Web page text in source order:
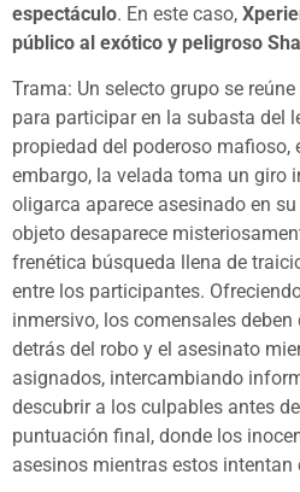
espectáculo. En este caso,
público al exótico y peligroso
Trama: Un selecto grupo se
para participar en la subasta del
propiedad del poderoso mafioso,
embargo, la velada toma un giro
oligarca aparece asesinado en
objeto desaparece
frenética búsqueda llena de
entre los participantes.
inmersivo, los comensales
detrás del robo y el asesinato
asignados, intercambiando
descubrir a los culpables antes
puntuación final, donde los
asesinos mientras estos intentan